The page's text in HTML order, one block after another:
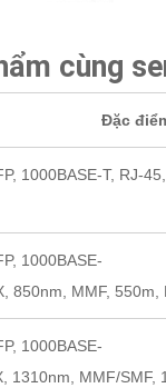
cùng
Đặc
1000BASE-T, RJ-
1000BASE-
850nm, MMF, 550m,
1000BASE-
1310nm, MMF/SMF,